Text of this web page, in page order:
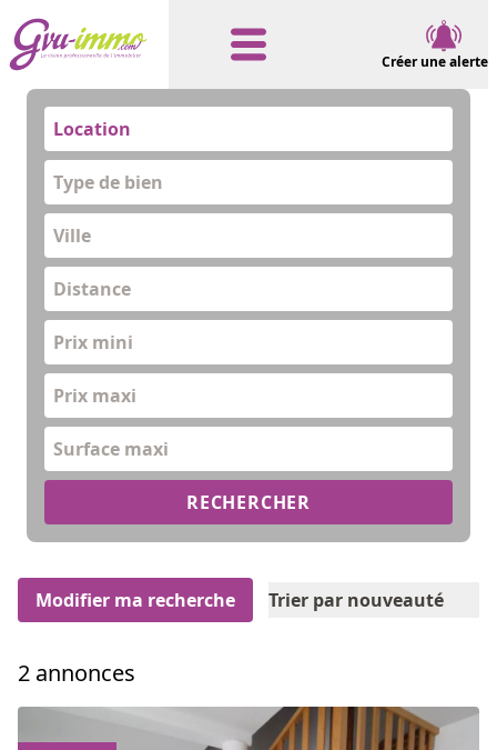
Créer une alerte
Location
Type de bien
Distance
Prix mini
Prix maxi
Surface maxi
RECHERCHER
Modifier ma recherche Trier par nouveauté
2 annonces